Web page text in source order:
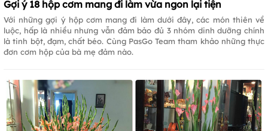
Gợi ý 18 hộp cơm mang đi làm vừa ngon lại tiện
Với những gợi ý hộp cơm mang đi làm dưới đây, các món thiên về
luộc, hấp là nhiều nhưng vẫn đảm bảo đủ 3 nhóm dinh dưỡng chính
là tinh bột, đạm, chất béo. Cùng PasGo Team tham khảo những thực
đơn cơm hộp của bà mẹ đảm nào.